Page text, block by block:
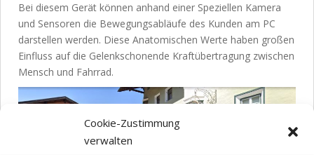
Cookie-Zustimmung
verwalten
Bei diesem Gerät können anhand einer Speziellen Kamera
und Sensoren die Bewegungsabläufe des Kunden am PC
darstellen werden. Diese Anatomischen Werte haben großen
Einfluss auf die Gelenkschonende Kraftübertragung zwischen
Mensch und Fahrrad.